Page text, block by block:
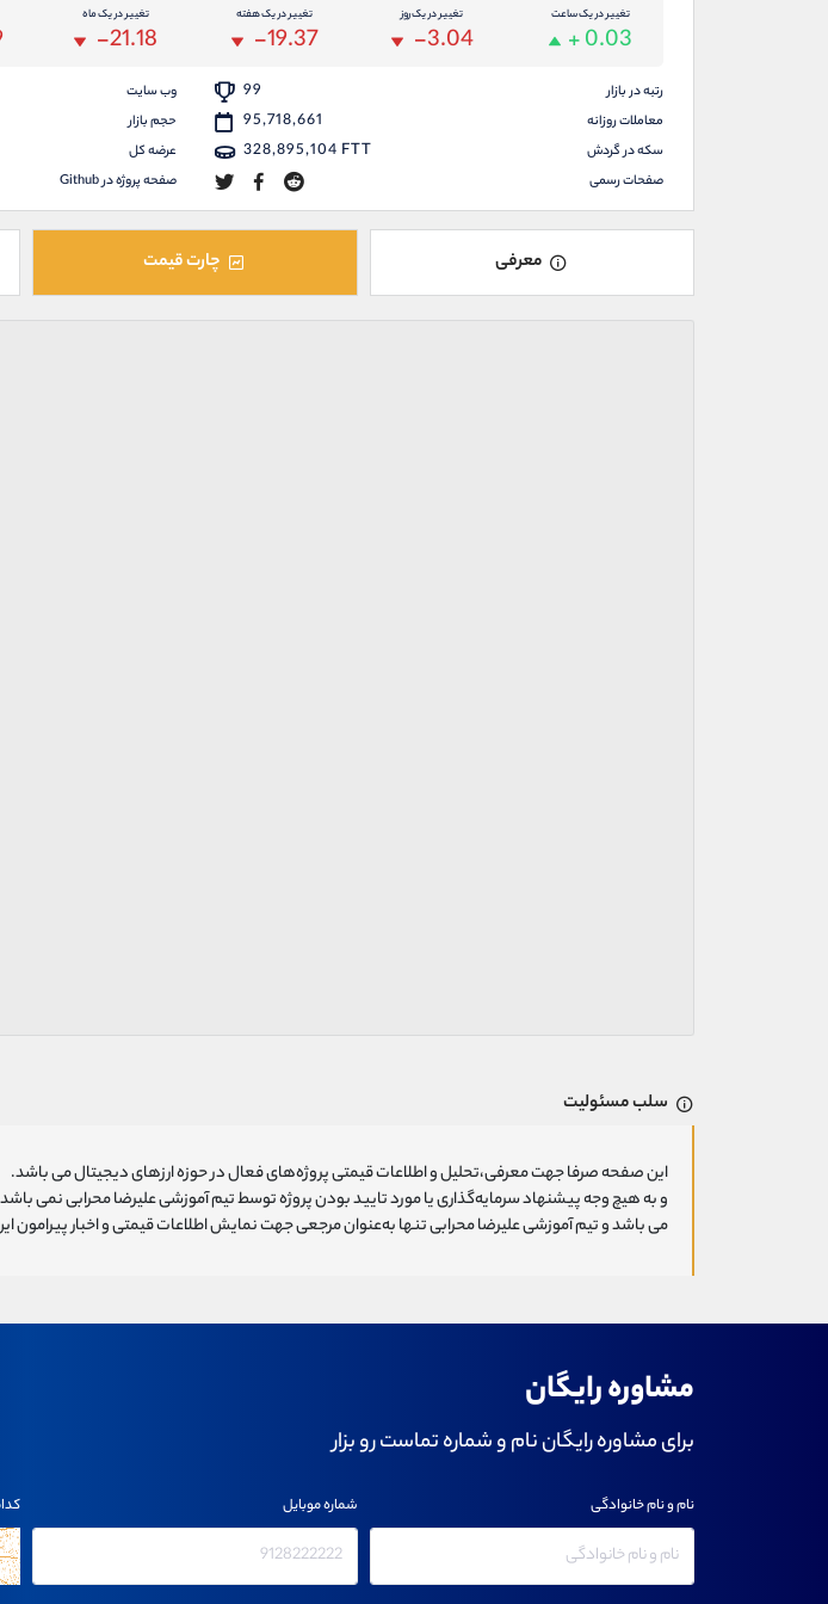
تغییر در یک ساعت
+ 0.03
تغییر در یک روز
-3.04
تغییر در یک هفته
-19.37
تغییر در یک ماه
-21.18
رتبه در بازار 99 وب سایت
معاملات روزانه 95,718,661 حجم بازار
سکه در گردش 328,895,104 FTT عرضه کل
صفحات رسمی صفحه پروژه در Github
معرفی چارت قیمت
سلب مسئولیت
این صفحه صرفا جهت معرفی،تحلیل و اطلاعات قیمتی پروژه‌های فعال در حوزه ارزهای دیجیتال می باشد.
و به هیچ وجه پیشنهاد سرمایه‌گذاری یا مورد تایید بودن پروژه توسط تیم آموزشی علیرضا محرابی نمی
می باشد و تیم آموزشی علیرضا محرابی تنها به‌عنوان مرجعی جهت نمایش اطلاعات قیمتی و اخبار پیرامون
مشاوره رایگان
برای مشاوره رایگان نام و شماره تماست رو بزار
نام و نام خانوادگی شماره موبایل